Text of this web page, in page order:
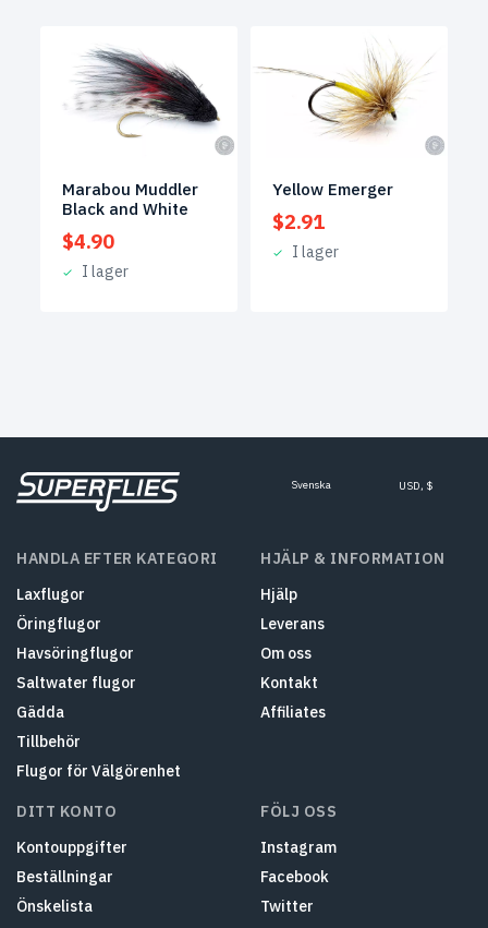
Marabou Muddler
Black and White
$4.90
I lager
Yellow Emerger
$2.91
I lager
Svenska USD, $
HANDLA EFTER KATEGORI
Laxflugor
Öringflugor
Havsöringflugor
Saltwater flugor
Gädda
Tillbehör
Flugor för Välgörenhet
HJÄLP & INFORMATION
Hjälp
Leverans
Om oss
Kontakt
Affiliates
DITT KONTO
Kontouppgifter
Beställningar
Önskelista
FÖLJ OSS
Instagram
Facebook
Twitter